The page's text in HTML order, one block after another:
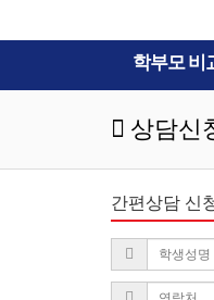
학부모 비
상담신
간편상담 신